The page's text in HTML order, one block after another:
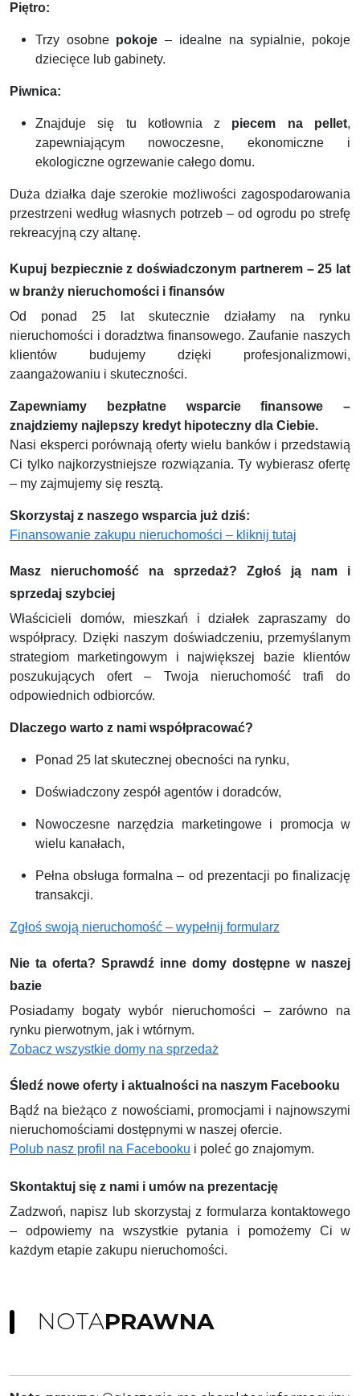
Piętro:
Trzy osobne pokoje – idealne na sypialnie, pokoje
dziecięce lub gabinety.
Piwnica:
Znajduje się tu kotłownia z piecem na pellet,
zapewniającym nowoczesne, ekonomiczne i
ekologiczne ogrzewanie całego domu.
Duża działka daje szerokie możliwości zagospodarowania
przestrzeni według własnych potrzeb – od ogrodu po strefę
rekreacyjną czy altanę.
Kupuj bezpiecznie z doświadczonym partnerem – 25 lat
w branży nieruchomości i finansów
Od ponad 25 lat skutecznie działamy na rynku
nieruchomości i doradztwa finansowego. Zaufanie naszych
klientów budujemy dzięki profesjonalizmowi,
zaangażowaniu i skuteczności.
Zapewniamy bezpłatne wsparcie finansowe –
znajdziemy najlepszy kredyt hipoteczny dla Ciebie.
Nasi eksperci porównają oferty wielu banków i przedstawią
Ci tylko najkorzystniejsze rozwiązania. Ty wybierasz ofertę
– my zajmujemy się resztą.
Skorzystaj z naszego wsparcia już dziś:
Finansowanie zakupu nieruchomości – kliknij tutaj
Masz nieruchomość na sprzedaż? Zgłoś ją nam i
sprzedaj szybciej
Właścicieli domów, mieszkań i działek zapraszamy do
współpracy. Dzięki naszym doświadczeniu, przemyślanym
strategiom marketingowym i największej bazie klientów
poszukujących ofert – Twoja nieruchomość trafi do
odpowiednich odbiorców.
Dlaczego warto z nami współpracować?
Ponad 25 lat skutecznej obecności na rynku,
Doświadczony zespół agentów i doradców,
Nowoczesne narzędzia marketingowe i promocja w
wielu kanałach,
Pełna obsługa formalna – od prezentacji po finalizację
transakcji.
Zgłoś swoją nieruchomość – wypełnij formularz
Nie ta oferta? Sprawdź inne domy dostępne w naszej
bazie
Posiadamy bogaty wybór nieruchomości – zarówno na
rynku pierwotnym, jak i wtórnym.
Zobacz wszystkie domy na sprzedaż
Śledź nowe oferty i aktualności na naszym Facebooku
Bądź na bieżąco z nowościami, promocjami i najnowszymi
nieruchomościami dostępnymi w naszej ofercie.
Polub nasz profil na Facebooku i poleć go znajomym.
Skontaktuj się z nami i umów na prezentację
Zadzwoń, napisz lub skorzystaj z formularza kontaktowego
– odpowiemy na wszystkie pytania i pomożemy Ci w
każdym etapie zakupu nieruchomości.
NOTAPRAWNA